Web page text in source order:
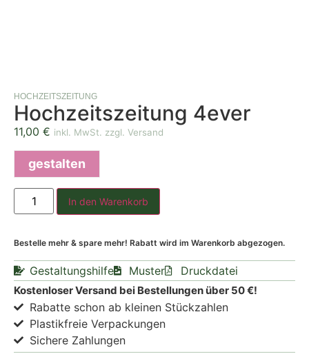
HOCHZEITSZEITUNG
Hochzeitszeitung 4ever
11,00 € inkl. MwSt. zzgl. Versand
gestalten
In den Warenkorb
Bestelle mehr & spare mehr! Rabatt wird im Warenkorb abgezogen.
Gestaltungshilfe Muster Druckdatei
Kostenloser Versand bei Bestellungen über 50 €!
Rabatte schon ab kleinen Stückzahlen
Plastikfreie Verpackungen
Sichere Zahlungen